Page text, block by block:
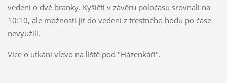
vedení o dvě branky. Kyšičtí v závěru poločasu srovnali na
10:10, ale možnosti jít do vedení z trestného hodu po čase
nevyužili.
Více o utkání vlevo na liště pod "Házenkáři".